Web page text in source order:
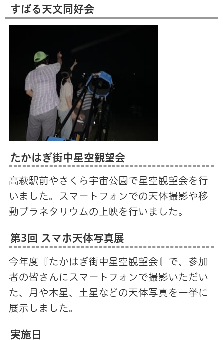
すばる天文同好会
たかはぎ街中星空観望会
高萩駅前やさくら宇宙公園で星空観望会を行
いました。スマートフォンでの天体撮影や移
動プラネタリウムの上映を行いました。
第3回 スマホ天体写真展
今年度『たかはぎ街中星空観望会』で、参加
者の皆さんにスマートフォンで撮影いただい
た、月や木星、土星などの天体写真を一挙に
展示しました。
実施日